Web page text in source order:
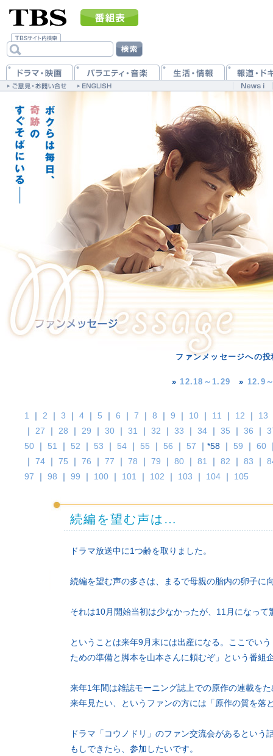
ファンメッセージへの
»12.18～1.29 » 12.9
1 ｜ 2 ｜ 3 ｜ 4 ｜ 5 ｜ 6 ｜ 7 ｜ 8 ｜ 9 ｜ 10 ｜ 11 ｜ 12 ｜ 13
｜ 27 ｜ 28 ｜ 29 ｜ 30 ｜ 31 ｜ 32 ｜ 33 ｜ 34 ｜ 35 ｜ 36 ｜
50 ｜ 51 ｜ 52 ｜ 53 ｜ 54 ｜ 55 ｜ 56 ｜ 57 ｜*58 ｜ 59 ｜ 60
｜ 74 ｜ 75 ｜ 76 ｜ 77 ｜ 78 ｜ 79 ｜ 80 ｜ 81 ｜ 82 ｜ 83 ｜
97 ｜ 98 ｜ 99 ｜ 100 ｜ 101 ｜ 102 ｜ 103 ｜ 104 ｜ 105
続編を望む声は…
ドラマ放送中に1つ齢を取りました。
続編を望む声の多さは、まるで母親の胎内の卵子に
それは10月開始当初は少なかったが、11月になっ
ということは来年9月末には出産になる。ここでい
ための準備と脚本を山本さんに頼むぞ」という番組
来年1年間は雑誌モーニング誌上での原作の連載を
来年見たい、というファンの方には「原作の質を落
ドラマ「コウノドリ」のファン交流会があるとい
もしできたら、参加したいです。